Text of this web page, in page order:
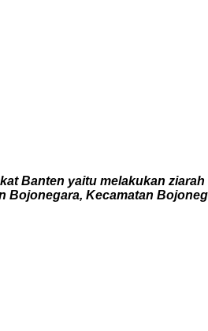
Banten yaitu melakukan
Kecamatan